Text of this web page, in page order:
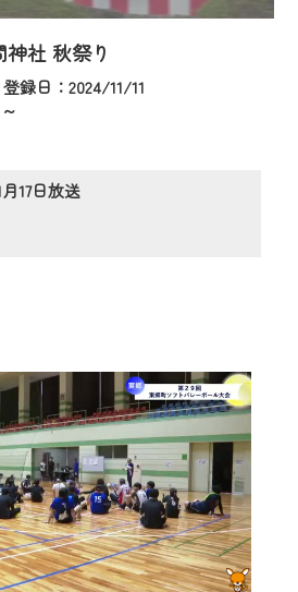
神社 秋祭り
録日：2024/11/11
月17日放送
『CCNet Web TV』は2024
ューアルします！
より、お住まいの地域
が一目瞭然。
Ｃブラウザから、いつ
外出先でも！
らはご加入者様へのサー
』を利用いただくには、
除き、
の加入と『CCNetマイ
グインが必要となりま
承の程よろしくお願い